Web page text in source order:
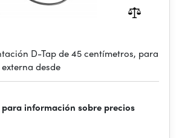
D-Tap de 45 centímetros, para
desde
para información sobre precios